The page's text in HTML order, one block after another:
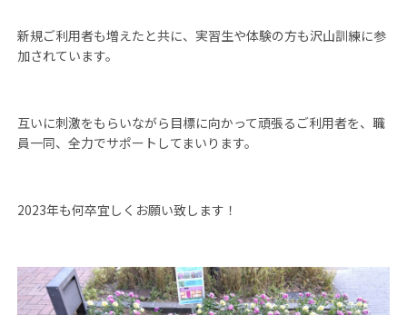
新規ご利用者も増えたと共に、実習生や体験の方も沢山訓練に参
加されています。
互いに刺激をもらいながら目標に向かって頑張るご利用者を、職
員一同、全力でサポートしてまいります。
2023年も何卒宜しくお願い致します！